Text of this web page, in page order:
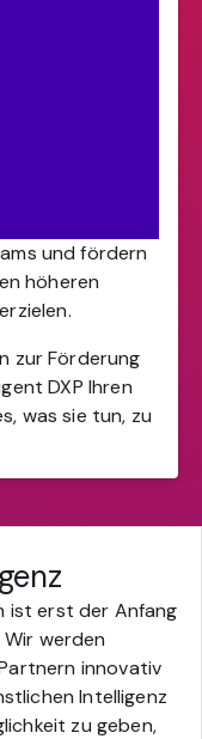
und fördern
höheren
zur Förderung
DXP Ihren
was sie tun, zu
ist erst der Anfang
Wir werden
innovativ
Intelligenz
zu geben,